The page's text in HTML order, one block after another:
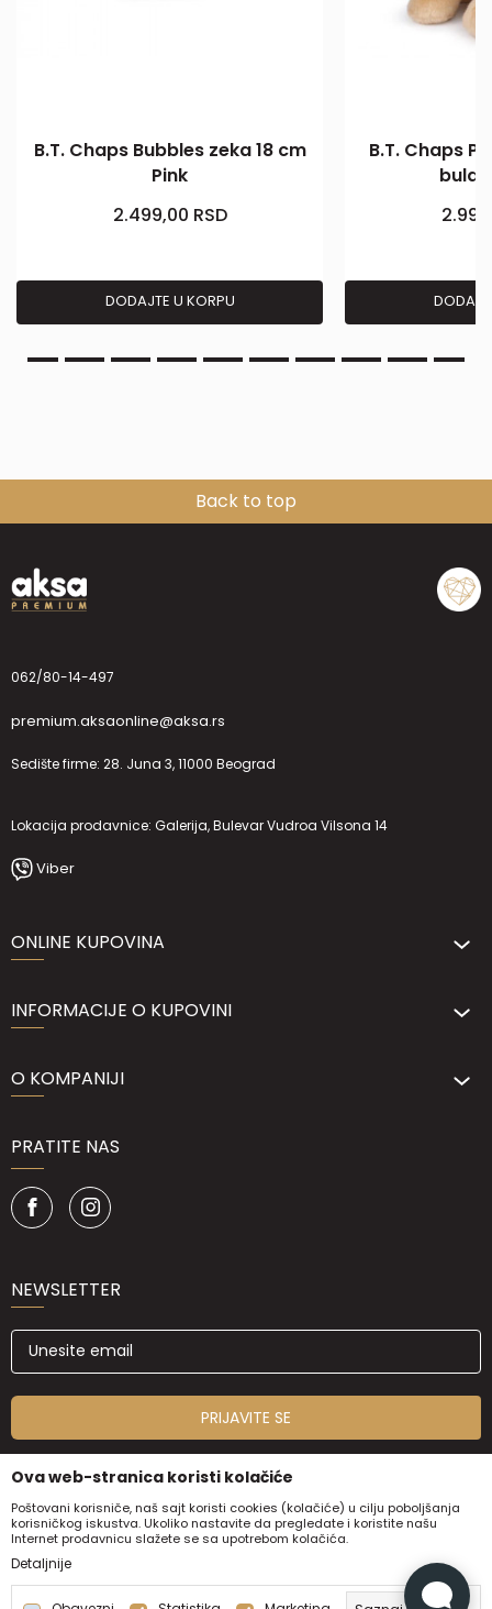
B.T. Chaps Bubbles zeka 18 cm
Pink
2.499,00 RSD
DODAJTE U KORPU
B.T. Chaps
Back to top
062/80-14-497
premium.aksaonline@aksa.rs
Sedište firme: 28. Juna 3, 11000 Beograd
Lokacija prodavnice: Galerija, Bulevar Vudroa Vilsona 14
Viber
ONLINE KUPOVINA
INFORMACIJE O KUPOVINI
O KOMPANIJI
PRATITE NAS
NEWSLETTER
PRIJAVITE SE
Ova web-stranica koristi kolačiće
Poštovani korisniče, naš sajt koristi cookies (kolačiće) u cilju poboljšanja
korisničkog iskustva. Ukoliko nastavite da pregledate i koristite našu
Internet prodavnicu slažete se sa upotrebom kolačića.
Detaljnije